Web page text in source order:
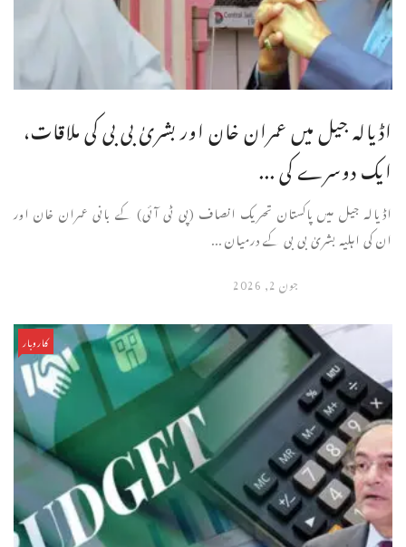
اڈیالہ جیل میں عمران خان اور بشریٰ بی بی کی ملاقات،
ایک دوسرے کی ...
اڈیالہ جیل میں پاکستان تحریک انصاف (پی ٹی آئی) کے بانی عمران خان اور
ان کی اہلیہ بشریٰ بی بی کے درمیان ...
جون 2, 2026
کاروبار